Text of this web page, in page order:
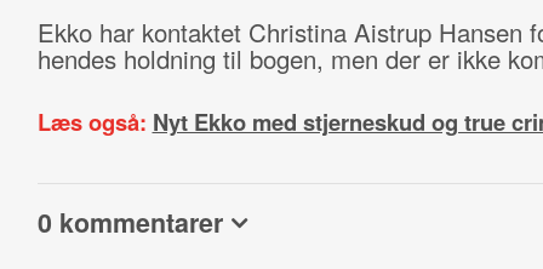
Ekko har kontaktet Christina Aistrup Hansen
hendes holdning til bogen, men der er ikke
Læs også: Nyt Ekko med stjerneskud og true
0 kommentarer